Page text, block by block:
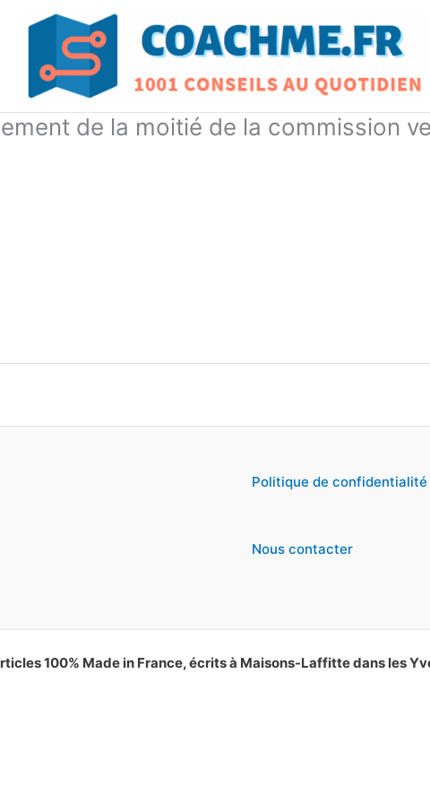
de la moitié de la commission
Politique de confidentialité
Nous contacter
100% Made in France, écrits à Maisons-Laffitte dans les